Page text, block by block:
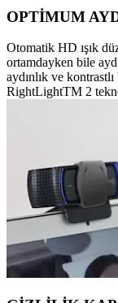
OPTİMUM
Otomatik HD ışık
ortamdayken bile
aydınlık ve
RightLightTM 2